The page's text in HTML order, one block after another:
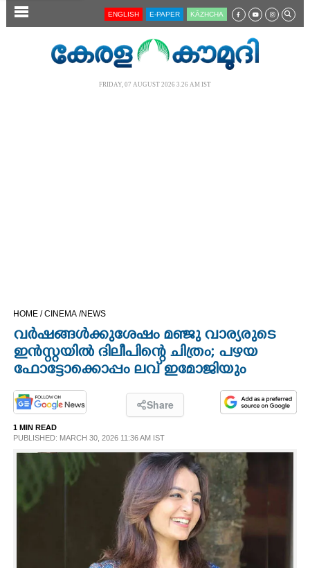
SECTIONS
OPINION
PHOTOS
LIFESTYLE
ENGLISH E-PAPER KĀZHCHA
FRIDAY, 07 AUGUST 2026 3.26 AM IST
HOME /CINEMA /NEWS
വർഷങ്ങൾക്കുശേഷം മഞ്ജു വാര്യരുടെ
ഇൻസ്റ്റയിൽ ദിലീപിന്റെ ചിത്രം; പഴയ
ഫോട്ടോക്കൊപ്പം ലവ് ഇമോജിയും
Share
1 MIN READ
PUBLISHED: MARCH 30, 2026 11:36 AM IST